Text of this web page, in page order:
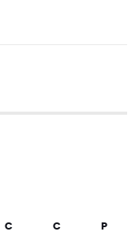
C C
P